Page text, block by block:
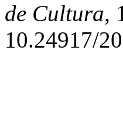
de Cultura,
10.24917/